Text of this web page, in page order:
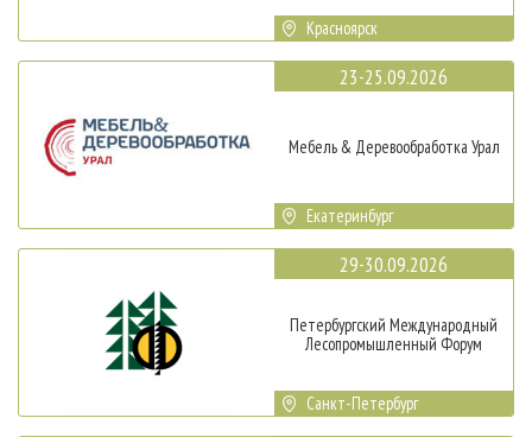
Красноярск
23-25.09.2026
Мебель & Деревообработка Урал
Екатеринбург
29-30.09.2026
Петербургский Международный
Лесопромышленный Форум
Санкт-Петербург